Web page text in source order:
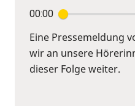
00:00
Eine Pressemeldung
wir an unsere
dieser Folge weiter.